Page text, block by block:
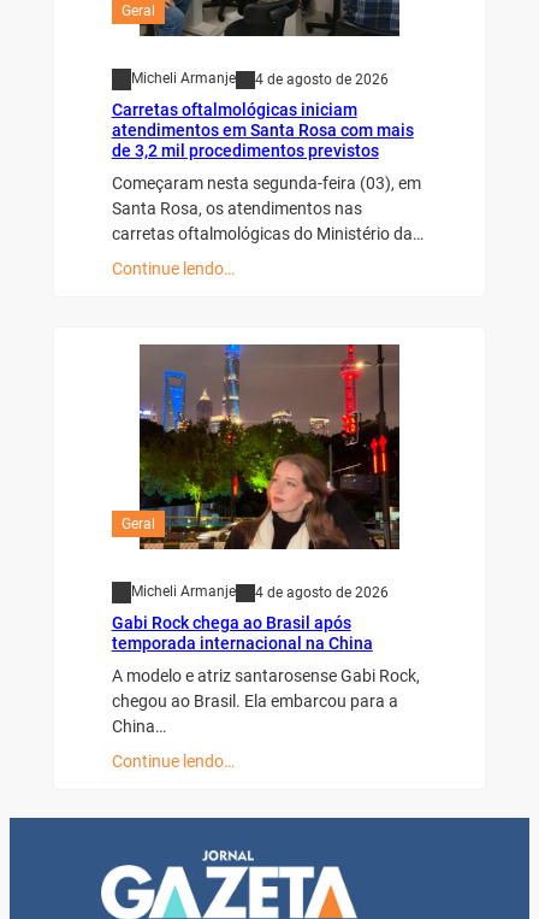
Geral
Micheli Armanje 4 de agosto de 2026
Carretas oftalmológicas iniciam
atendimentos em Santa Rosa com mais
de 3,2 mil procedimentos previstos
Começaram nesta segunda-feira (03), em
Santa Rosa, os atendimentos nas
carretas oftalmológicas do Ministério da…
Continue lendo…
Geral
Micheli Armanje 4 de agosto de 2026
Gabi Rock chega ao Brasil após
temporada internacional na China
A modelo e atriz santarosense Gabi Rock,
chegou ao Brasil. Ela embarcou para a
China…
Continue lendo…